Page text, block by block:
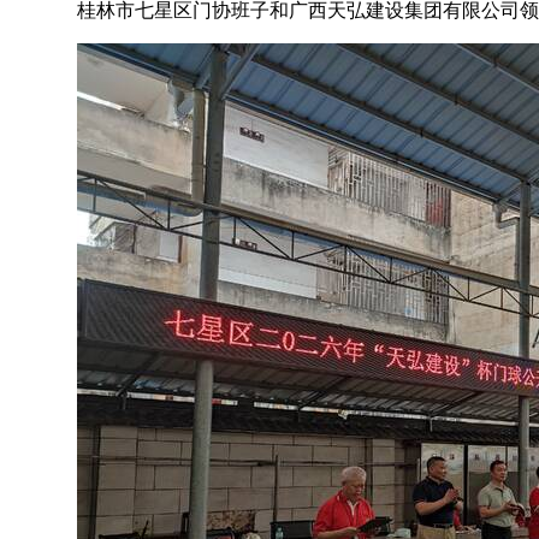
桂林市七星区门协班子和广西天弘建设集团有限公司